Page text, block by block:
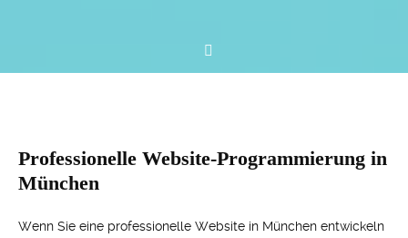
Professionelle Website-Programmierung in
München
Wenn Sie eine professionelle Website in München entwickeln